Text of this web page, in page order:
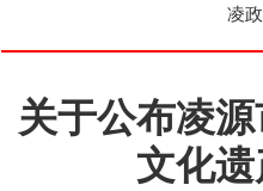
凌
关于公布凌
文化